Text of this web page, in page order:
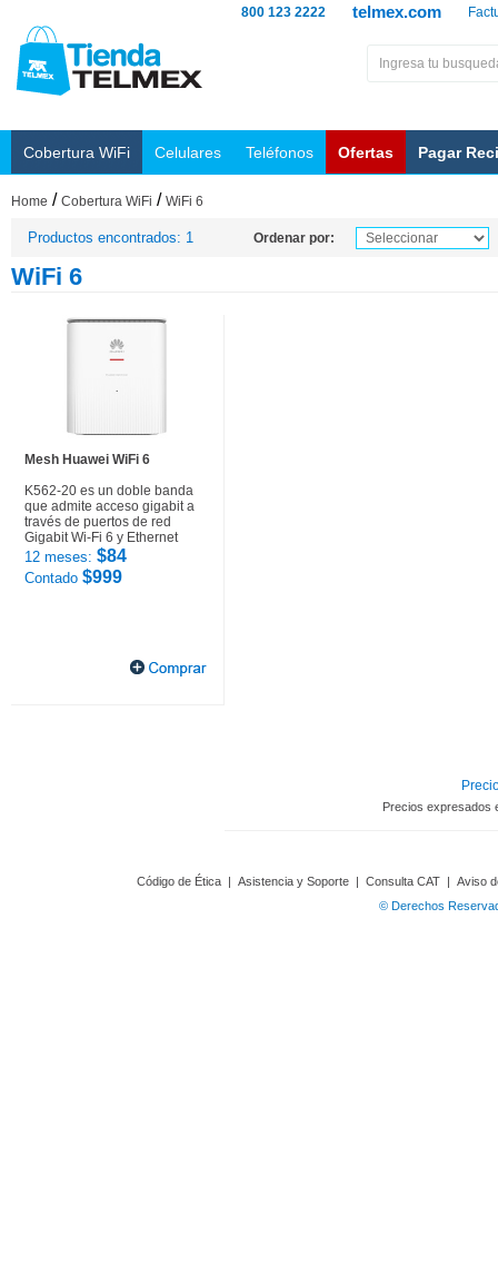
telmex.com
800 123 2222
Cobertura WiFi Celulares Teléfonos Ofertas Pagar
Home / Cobertura WiFi / WiFi 6
Productos encontrados: 1 Ordenar por:
WiFi 6
Mesh Huawei WiFi 6
K562-20 es un doble banda
que admite acceso gigabit a
través de puertos de red
Gigabit Wi-Fi 6 y Ethernet
12 meses: $84
Contado $999
Precios expresados
Código de Ética | Asistencia y Soporte | Consulta CAT | Aviso
© Derechos